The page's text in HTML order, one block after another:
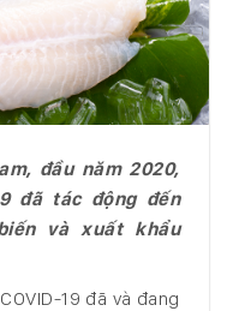
đầu năm 2020,
đã tác động đến
và xuất khẩu
19 đã và đang